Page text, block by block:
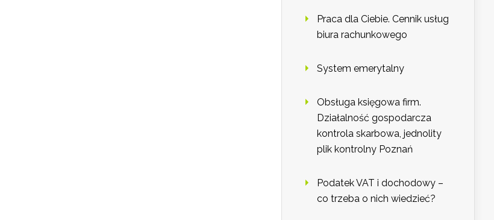
Praca dla Ciebie. Cennik usług
biura rachunkowego
System emerytalny
Obsługa księgowa firm.
Działalność gospodarcza
kontrola skarbowa, jednolity
plik kontrolny Poznań
Podatek VAT i dochodowy –
co trzeba o nich wiedzieć?